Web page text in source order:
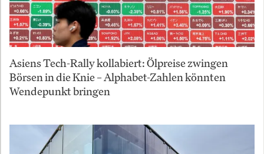
Asiens Tech-Rally kollabiert: Ölpreise zwingen
Börsen in die Knie – Alphabet-Zahlen könnten
Wendepunkt bringen